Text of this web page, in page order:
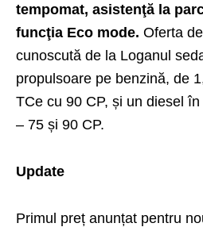
tempomat, asistenţă la
funcţia Eco mode. Oferta
cunoscută de la Loganul
propulsoare pe benzină, de
TCe cu 90 CP, și un diesel
– 75 și 90 CP.
Update
Primul preț anunțat pentru